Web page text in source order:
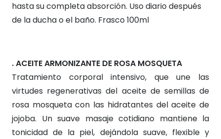
hasta su completa absorción. Uso diario después
de la ducha o el baño. Frasco 100ml
. ACEITE ARMONIZANTE DE ROSA MOSQUETA
Tratamiento corporal intensivo, que une las
virtudes regenerativas del aceite de semillas de
rosa mosqueta con las hidratantes del aceite de
jojoba. Un suave masaje cotidiano mantiene la
tonicidad de la piel, dejándola suave, flexible y